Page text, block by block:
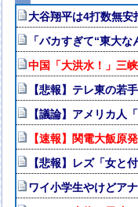
大谷翔平は4打数無
「バカすぎて“東大
中国「大洪水！」三
【悲報】テレ東の若
【議論】アメリカ人
【速報】関電大飯原
【悲報】レズ「女と
ワイ小学生やけどア